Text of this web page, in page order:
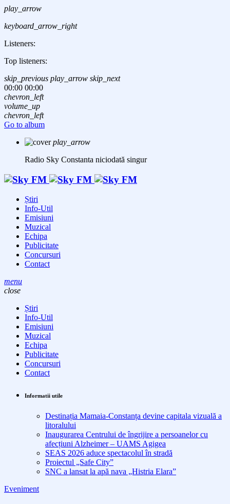
play_arrow
keyboard_arrow_right
Listeners:
Top listeners:
skip_previous play_arrow skip_next
00:00 00:00
chevron_left
volume_up
chevron_left
Go to album
play_arrow
Radio Sky Constanta niciodată singur
Știri
Info-Util
Emisiuni
Muzical
Echipa
Publicitate
Concursuri
Contact
menu
close
Știri
Info-Util
Emisiuni
Muzical
Echipa
Publicitate
Concursuri
Contact
Informatii utile
Destinația Mamaia-Constanța devine capitala vizuală a
litoralului
Inaugurarea Centrului de îngrijire a persoanelor cu
afecțiuni Alzheimer – UAMS Agigea
SEAS 2026 aduce spectacolul în stradă
Proiectul „Safe City”
SNC a lansat la apă nava „Histria Elara”
Eveniment